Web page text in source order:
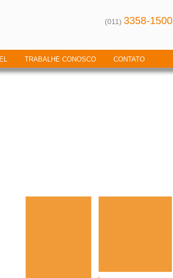
(011) 3358-1500
TRABALHE CONOSCO CONTATO